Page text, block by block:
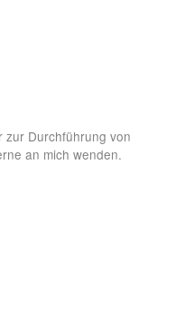
zur Durchführung von
an mich wenden.